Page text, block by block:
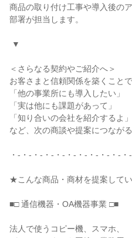
商品の取り付け工事や導入後の
部署が担当します。
＜さらなる契約やご紹介へ＞
お客さまと信頼関係を築くことで
「他の事業所にも導入したい」
「実は他にも課題があって」
「知り合いの会社を紹介するよ」
など、次の商談や提案につなが
・-・-・-・-・-・-・-・-・-・-・-
★こんな商品・商材を提案してい
■□ 通信機器・OA機器事業 □■
法人で使うコピー機、スマホ、